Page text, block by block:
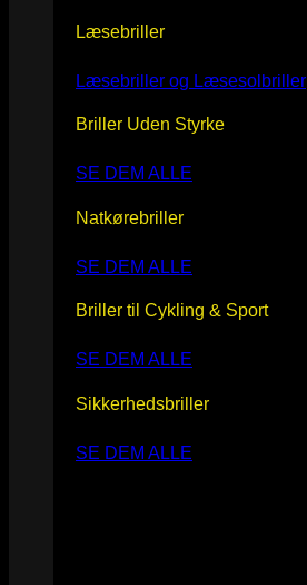
Læsebriller
Læsebriller og Læsesolbriller
Briller Uden Styrke
SE DEM ALLE
Natkørebriller
SE DEM ALLE
Briller til Cykling & Sport
SE DEM ALLE
Sikkerhedsbriller
SE DEM ALLE